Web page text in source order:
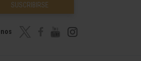
SUSCRIBIRSE